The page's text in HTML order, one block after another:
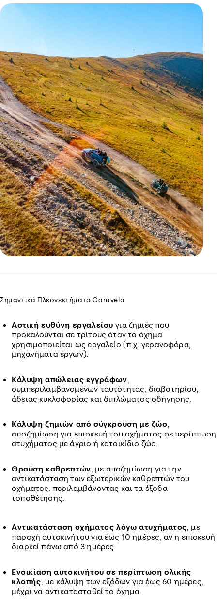
Σημαντικά Πλεονεκτήματα Caravela
Αστική ευθύνη εργαλείου για ζημιές που
προκαλούνται σε τρίτους όταν το όχημα
χρησιμοποιείται ως εργαλείο (π.χ. γερανοφόρα,
μηχανήματα έργων).
Κάλυψη απώλειας εγγράφων,
συμπεριλαμβανομένων ταυτότητας, διαβατηρίου,
άδειας κυκλοφορίας και διπλώματος οδήγησης.
Κάλυψη ζημιών από σύγκρουση με ζώο,
αποζημίωση για επισκευή του οχήματος σε περίπτωση
ατυχήματος με άγριο ή κατοικίδιο ζώο.
Θραύση καθρεπτών, με αποζημίωση για την
αντικατάσταση των εξωτερικών καθρεπτών του
οχήματος, περιλαμβάνοντας και τα έξοδα
τοποθέτησης.
Αντικατάσταση οχήματος λόγω ατυχήματος, με
παροχή αυτοκινήτου για έως 10 ημέρες, αν η επισκευή
διαρκεί πάνω από 3 ημέρες.
Ενοικίαση αυτοκινήτου σε περίπτωση ολικής
κλοπής, με κάλυψη των εξόδων για έως 60 ημέρες,
μέχρι να αντικατασταθεί το όχημα.